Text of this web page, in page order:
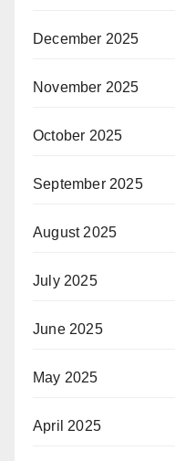
December 2025
November 2025
October 2025
September 2025
August 2025
July 2025
June 2025
May 2025
April 2025